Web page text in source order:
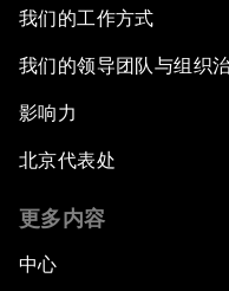
我们的工作方式
我们的领导团队与组织
影响力
北京代表处
更多内容
中心